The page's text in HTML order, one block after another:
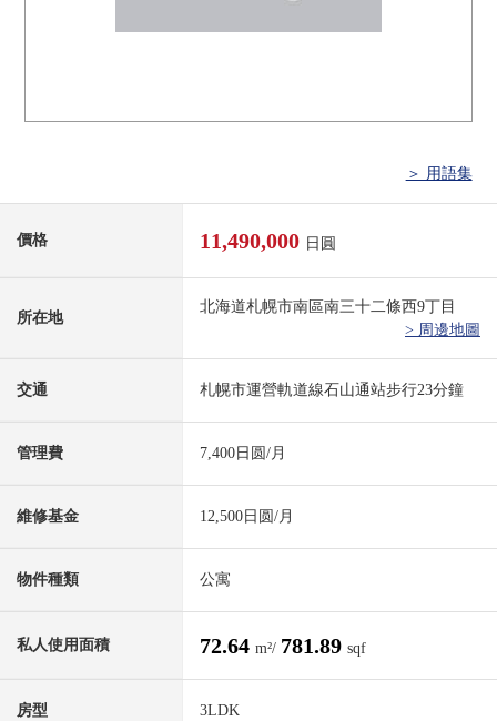
＞ 用語集
價格 11,490,000 日圓
所在地
北海道札幌市南區南三十二條西9丁目
> 周邊地圖
交通 札幌市運營軌道線石山通站步行23分鐘
管理費 7,400日圆/月
維修基金 12,500日圆/月
物件種類 公寓
私人使用面積 72.64 m²/ 781.89 sqf
房型 3LDK